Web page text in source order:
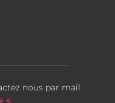
nous par mail